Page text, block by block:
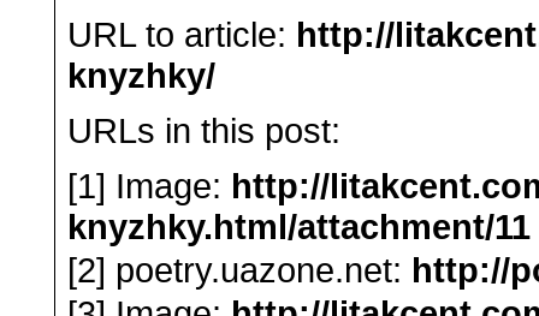
URL to article: http://
knyzhky/
URLs in this post:
[1] Image: http://
knyzhky.html/attachment/11
[2] poetry.uazone.net: http://